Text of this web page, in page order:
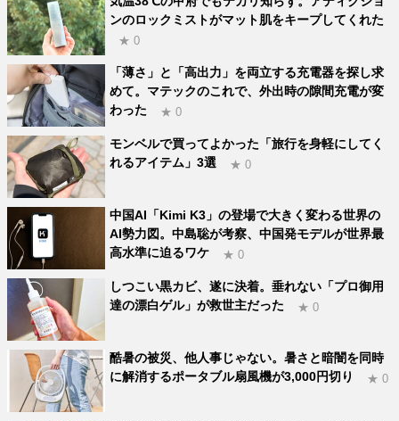
ンのロックミストがマット肌をキープしてくれた
★ 0
「薄さ」と「高出力」を両立する充電器を探し求
めて。マテックのこれで、外出時の隙間充電が変
わった
★ 0
モンベルで買ってよかった「旅行を身軽にしてく
れるアイテム」3選
★ 0
中国AI「Kimi K3」の登場で大きく変わる世界の
AI勢力図。中島聡が考察、中国発モデルが世界最
高水準に迫るワケ
★ 0
しつこい黒カビ、遂に決着。垂れない「プロ御用
達の漂白ゲル」が救世主だった
★ 0
酷暑の被災、他人事じゃない。暑さと暗闇を同時
に解消するポータブル扇風機が3,000円切り
★ 0